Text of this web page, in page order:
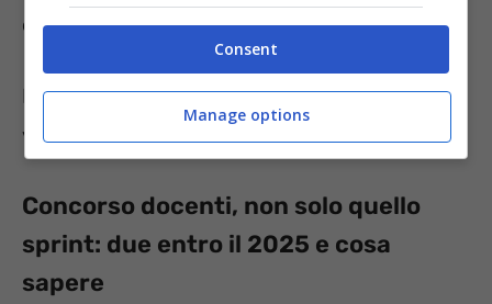
esame scritto e orale.
In itinere all’anno di prova, il docente che
verrà assunto dovrà giungere a trenta CFU.
Concorso docenti, non solo quello
sprint: due entro il 2025 e cosa
sapere
Consent
Manage options